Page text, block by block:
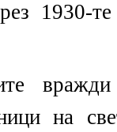
1930-
на